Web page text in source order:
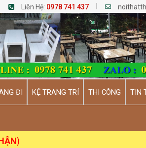
Liên Hệ: 0978 741 437
ĐI KỆ TRANG TRÍ THI CÔNG TIN